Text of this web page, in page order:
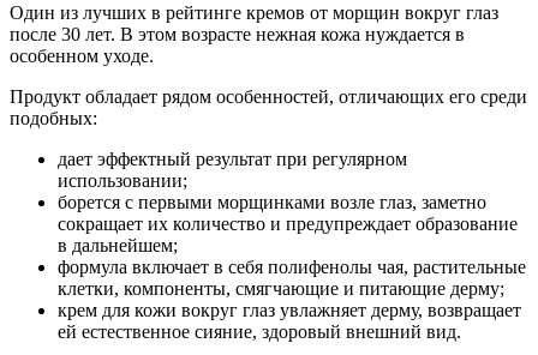
Один из лучших в рейтинге кремов от морщин вокруг глаз
после 30 лет. В этом возрасте нежная кожа нуждается в
особенном уходе.
Продукт обладает рядом особенностей, отличающих его среди
подобных:
дает эффектный результат при регулярном
использовании;
борется с первыми морщинками возле глаз, заметно
сокращает их количество и предупреждает образование
в дальнейшем;
формула включает в себя полифенолы чая, растительные
клетки, компоненты, смягчающие и питающие дерму;
крем для кожи вокруг глаз увлажняет дерму, возвращает
ей естественное сияние, здоровый внешний вид.